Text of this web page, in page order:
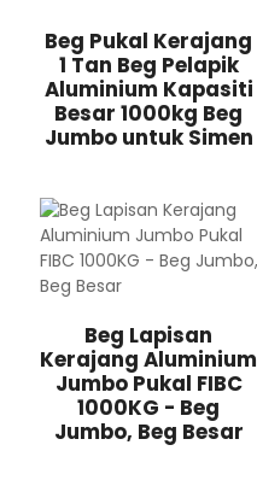
Beg Pukal Kerajang
1 Tan Beg Pelapik
Aluminium Kapasiti
Besar 1000kg Beg
Jumbo untuk Simen
Beg Lapisan
Kerajang Aluminium
Jumbo Pukal FIBC
1000KG - Beg
Jumbo, Beg Besar